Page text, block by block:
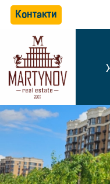
Контакти